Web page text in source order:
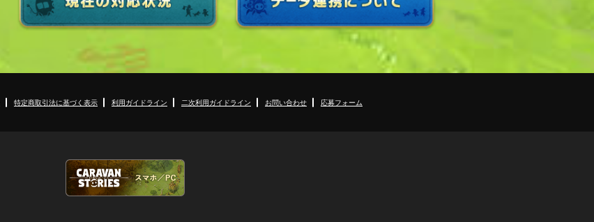
特定商取引法に基づく表示 利用ガイドライン 二次利用ガイドライン お問い合わせ 応募フォーム